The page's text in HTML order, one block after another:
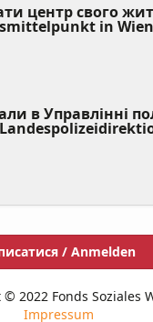
центр свого
in
в Управлінні
/ Anmelden
2022 Fonds Soziales
Impressum